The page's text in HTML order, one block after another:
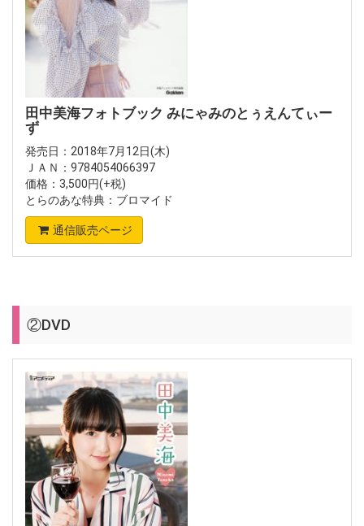
田中美海フォトブック みにゃみのとぅえんてぃー
ず
発売日：2018年7月12日(木)
ＪＡＮ：9784054066397
価格：3,500円(+税)
とらのあな特典：ブロマイド
通信販売ページ
②DVD